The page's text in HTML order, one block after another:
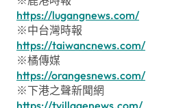
https://lugangnews.com/
※中台灣時報
https://taiwancnews.com/
※橘傳媒
https://orangesnews.com/
※下港之聲新聞網
https://tvillagenews.com/